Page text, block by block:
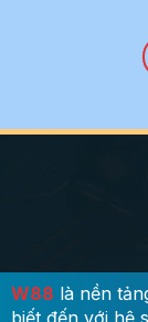
W88 là nền
biết đến với hệ